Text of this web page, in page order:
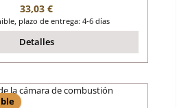
Precio normal:
33,03 €
plazo de entrega: 4-6 días
Detalles